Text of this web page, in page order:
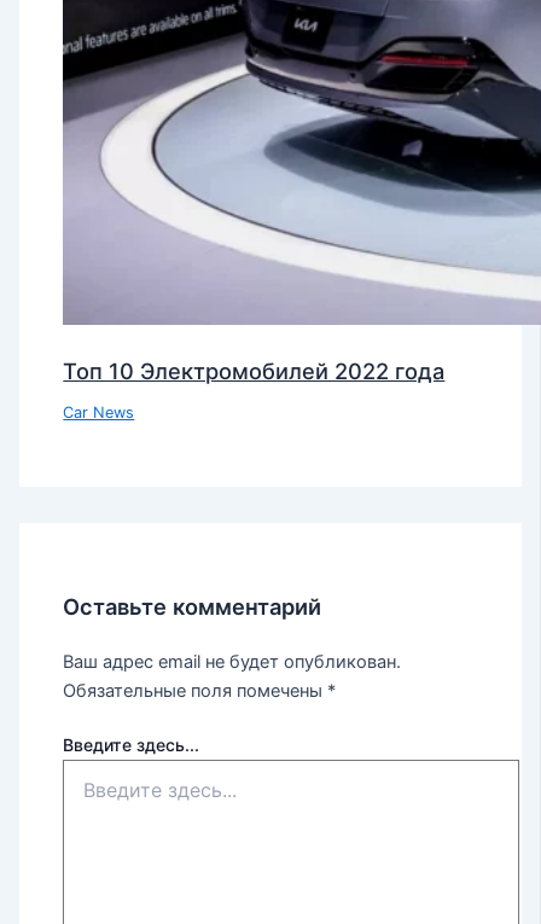
Топ 10 Электромобилей 2022 года
Car News
Оставьте комментарий
Ваш адрес email не будет опубликован.
Обязательные поля помечены *
Введите здесь...